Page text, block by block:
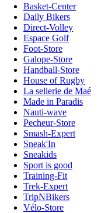
Basket-Center
Daily Bikers
Direct-Volley
Espace Golf
Foot-Store
Galope-Store
Handball-Store
House of Rugby
La sellerie de Maé
Made in Paradis
Nauti-wave
Pecheur-Store
Smash-Expert
Sneak'In
Sneakids
Sport is good
Training-Fit
Trek-Expert
TripNBikers
Vélo-Store